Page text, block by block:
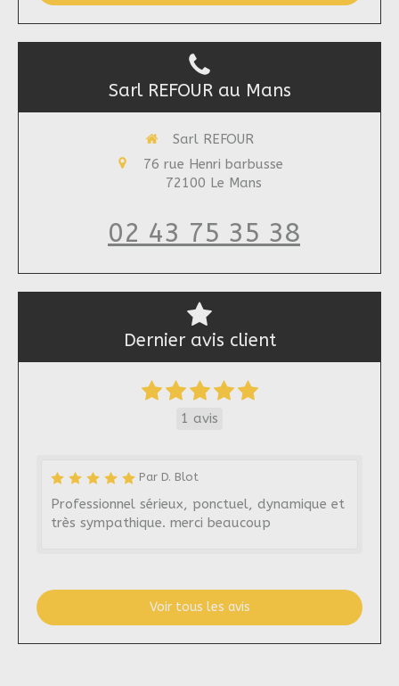
Sarl REFOUR au Mans
Sarl REFOUR
76 rue Henri barbusse
72100 Le Mans
02 43 75 35 38
Dernier avis client
1 avis
Par D. Blot
Professionnel sérieux, ponctuel, dynamique et
très sympathique. merci beaucoup
Voir tous les avis